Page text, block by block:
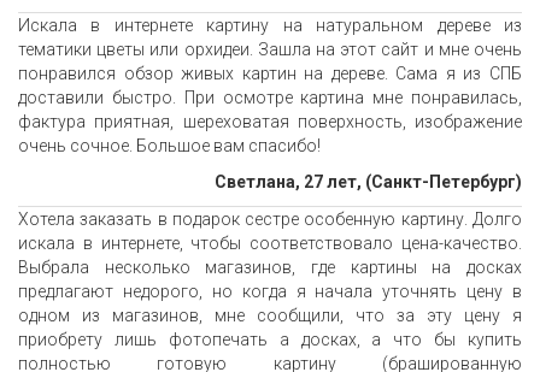
Искала в интернете картину на натуральном дереве из
тематики цветы или орхидеи. Зашла на этот сайт и мне очень
понравился обзор живых картин на дереве. Сама я из СПБ
доставили быстро. При осмотре картина мне понравилась,
фактура приятная, шереховатая поверхность, изображение
очень сочное. Большое вам спасибо!
Светлана, 27 лет, (Санкт-Петербург)
Хотела заказать в подарок сестре особенную картину. Долго
искала в интернете, чтобы соответствовало цена-качество.
Выбрала несколько магазинов, где картины на досках
предлагают недорого, но когда я начала уточнять цену в
одном из магазинов, мне сообщили, что за эту цену я
приобрету лишь фотопечать а досках, а что бы купить
полностью готовую картину (брашированную